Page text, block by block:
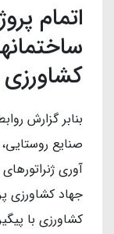
اتمام
کشاورزی
بنابر گزارش
آوری
کشاورزی با